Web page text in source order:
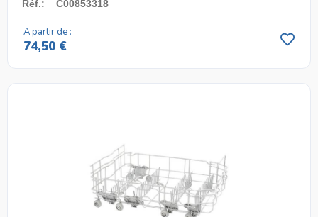
Réf.: C00853318
A partir de :
74,50 €